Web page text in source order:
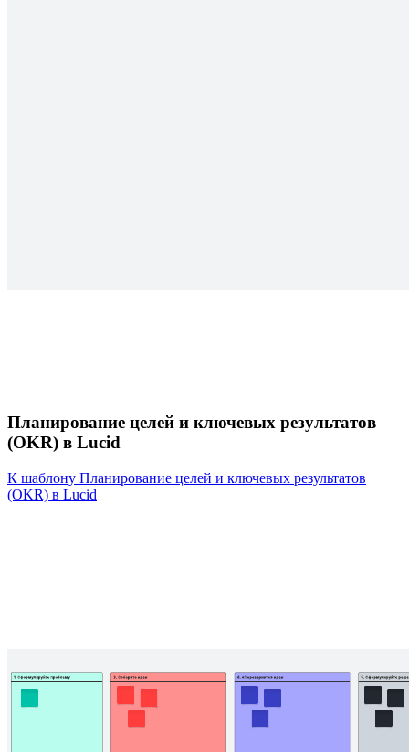
Планирование целей и ключевых результатов
(OKR) в Lucid
К шаблону Планирование целей и ключевых результатов
(OKR) в Lucid